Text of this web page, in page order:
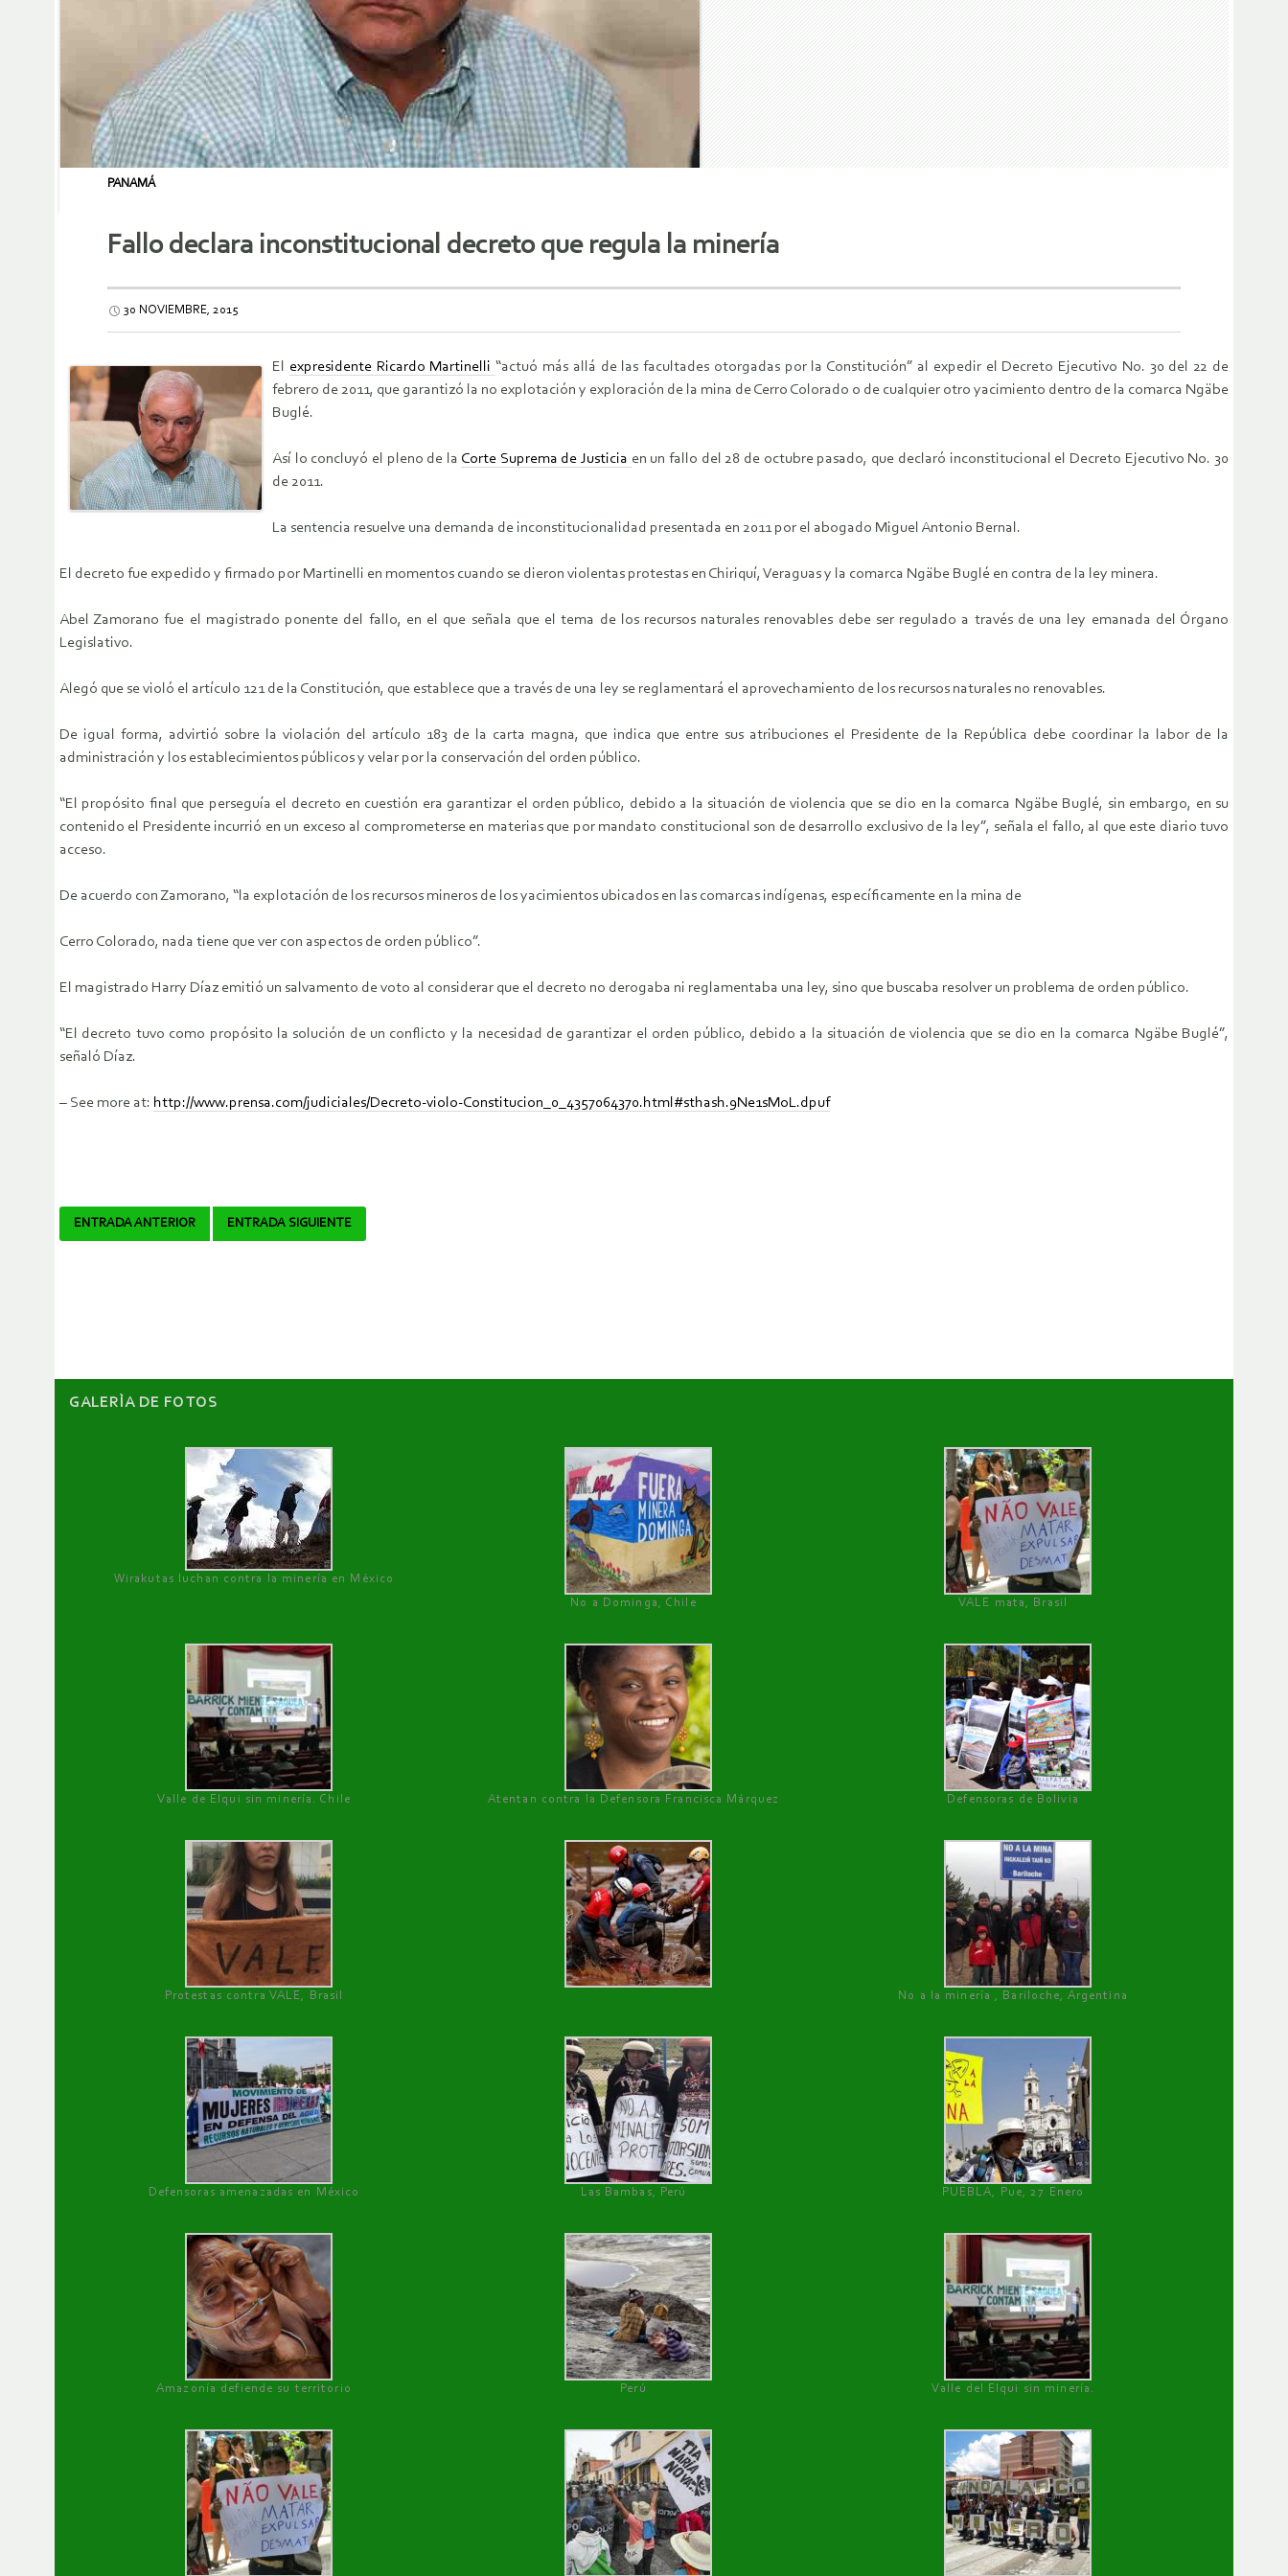
PANAMÁ
Fallo declara inconstitucional decreto que regula la minería
30 NOVIEMBRE, 2015
El expresidente Ricardo Martinelli “actuó más allá de las facultades otorgadas por la Constitución” al expedir el Decreto Ejecutivo No. 30 del 22 de
febrero de 2011, que garantizó la no explotación y exploración de la mina de Cerro Colorado o de cualquier otro yacimiento dentro de la comarca Ngäbe
Buglé.
Así lo concluyó el pleno de la Corte Suprema de Justicia en un fallo del 28 de octubre pasado, que declaró inconstitucional el Decreto Ejecutivo No. 30
de 2011.
La sentencia resuelve una demanda de inconstitucionalidad presentada en 2011 por el abogado Miguel Antonio Bernal.
El decreto fue expedido y firmado por Martinelli en momentos cuando se dieron violentas protestas en Chiriquí, Veraguas y la comarca Ngäbe Buglé en contra de la ley minera.
Abel Zamorano fue el magistrado ponente del fallo, en el que señala que el tema de los recursos naturales renovables debe ser regulado a través de una ley emanada del Órgano
Legislativo.
Alegó que se violó el artículo 121 de la Constitución, que establece que a través de una ley se reglamentará el aprovechamiento de los recursos naturales no renovables.
De igual forma, advirtió sobre la violación del artículo 183 de la carta magna, que indica que entre sus atribuciones el Presidente de la República debe coordinar la labor de la
administración y los establecimientos públicos y velar por la conservación del orden público.
“El propósito final que perseguía el decreto en cuestión era garantizar el orden público, debido a la situación de violencia que se dio en la comarca Ngäbe Buglé, sin embargo, en su
contenido el Presidente incurrió en un exceso al comprometerse en materias que por mandato constitucional son de desarrollo exclusivo de la ley”, señala el fallo, al que este diario tuvo
acceso.
De acuerdo con Zamorano, “la explotación de los recursos mineros de los yacimientos ubicados en las comarcas indígenas, específicamente en la mina de
Cerro Colorado, nada tiene que ver con aspectos de orden público”.
El magistrado Harry Díaz emitió un salvamento de voto al considerar que el decreto no derogaba ni reglamentaba una ley, sino que buscaba resolver un problema de orden público.
“El decreto tuvo como propósito la solución de un conflicto y la necesidad de garantizar el orden público, debido a la situación de violencia que se dio en la comarca Ngäbe Buglé”,
señaló Díaz.
– See more at: http://www.prensa.com/judiciales/Decreto-violo-Constitucion_0_4357064370.html#sthash.9Ne1sMoL.dpuf
Navegador
ENTRADA ANTERIOR ENTRADA SIGUIENTE
GALERÌA DE FOTOS
Wirakutas luchan contra la minería en México
No a Dominga, Chile
VALE mata, Brasil
Valle de Elqui sin minería. Chile Atentan contra la Defensora Francisca Márquez Defensoras de Bolivia
Protestas contra VALE, Brasil No a la minería , Bariloche, Argentina
Defensoras amenazadas en México Las Bambas, Perú PUEBLA, Pue, 27 Enero
Amazonía defiende su territorio Perú Valle del Elqui sin minería.